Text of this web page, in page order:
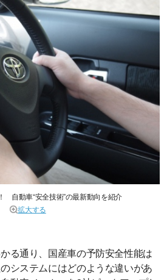
自動車“安全技術”の最新動向を紹介
拡大する
る通り、国産車の予防安全性能は
システムにはどのような違いがあ